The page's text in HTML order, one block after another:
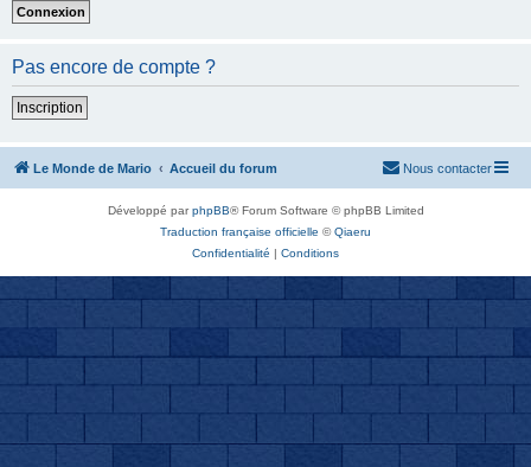
Pas encore de compte ?
Inscription
Le Monde de Mario Accueil du forum Nous contacter
Développé parphpBB® Forum Software © phpBB Limited
Traduction française officielle ©Qiaeru
Confidentialité | Conditions